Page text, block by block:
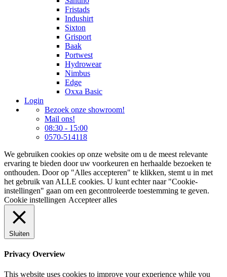
Fristads
Indushirt
Sixton
Grisport
Baak
Portwest
Hydrowear
Nimbus
Edge
Oxxa Basic
Login
Bezoek onze showroom!
Mail ons!
08:30 - 15:00
0570-514118
We gebruiken cookies op onze website om u de meest relevante
ervaring te bieden door uw voorkeuren en herhaalde bezoeken te
onthouden. Door op "Alles accepteren" te klikken, stemt u in met
het gebruik van ALLE cookies. U kunt echter naar "Cookie-
instellingen" gaan om een gecontroleerde toestemming te geven.
Cookie instellingen Accepteer alles
Sluiten
Privacy Overview
This website uses cookies to improve your experience while you